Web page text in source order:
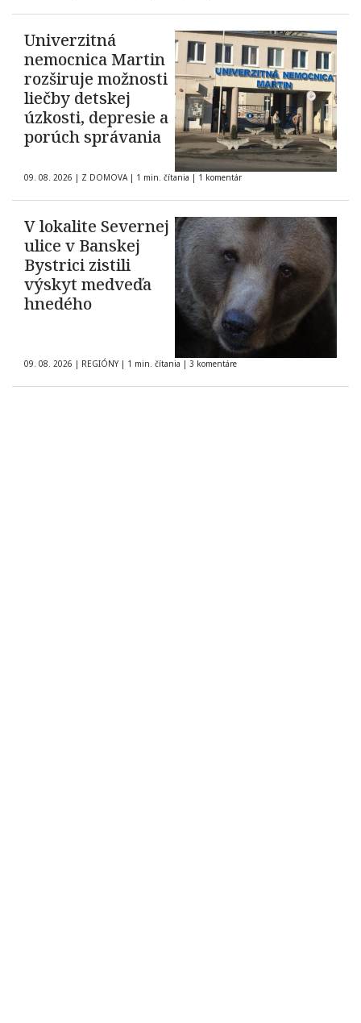
Univerzitná
nemocnica Martin
rozširuje možnosti
liečby detskej
úzkosti, depresie a
porúch správania
09. 08. 2026 | Z DOMOVA | 1 min. čítania | 1 komentár
V lokalite Severnej
ulice v Banskej
Bystrici zistili
výskyt medveďa
hnedého
09. 08. 2026 | REGIÓNY | 1 min. čítania | 3 komentáre